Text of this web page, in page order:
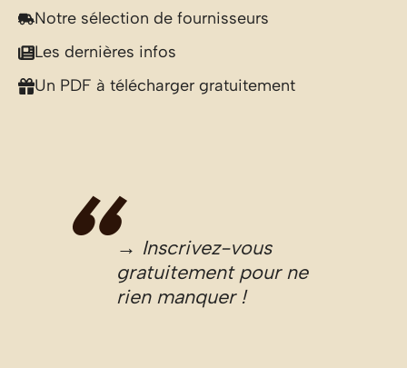
Notre sélection de fournisseurs
Les dernières infos
Un PDF à télécharger gratuitement
→ Inscrivez-vous
gratuitement pour ne
rien manquer !